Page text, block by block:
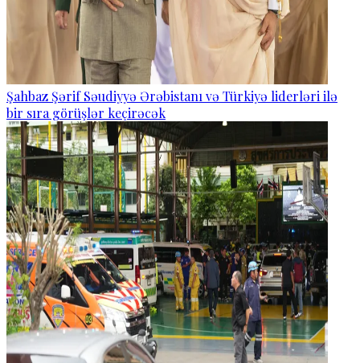
Şahbaz Şərif Səudiyyə Ərəbistanı və Türkiyə liderləri ilə
bir sıra görüşlər keçirəcək